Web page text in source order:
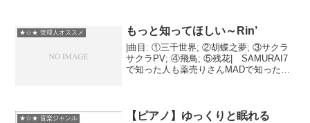
★☆★ 管理人オススメ もっと知ってほしい～Rin’
|曲目: ①三千世界; ②胡蝶之夢; ③サクラ
サクラPV; ④飛鳥; ⑤残花| SAMURAI7
で知った人も薬売りさんMADで知った人
★☆★ 音楽ジャンル
【ピアノ】ゆっくりと眠れる